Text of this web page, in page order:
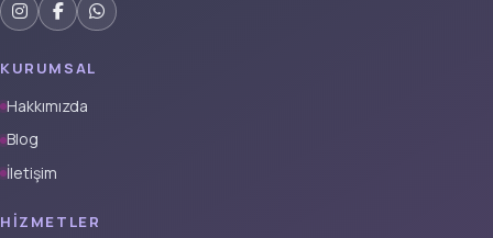
KURUMSAL
Hakkımızda
Blog
İletişim
HIZMETLER